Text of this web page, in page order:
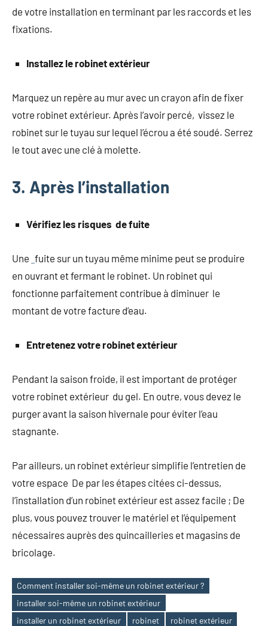
de votre installation en terminant par les raccords et les
fixations.
Installez le robinet extérieur
Marquez un repère au mur avec un crayon afin de fixer
votre robinet extérieur. Après l’avoir percé, vissez le
robinet sur le tuyau sur lequel l’écrou a été soudé. Serrez
le tout avec une clé à molette.
3. Après l’installation
Vérifiez les risques de fuite
Une fuite sur un tuyau même minime peut se produire
en ouvrant et fermant le robinet. Un robinet qui
fonctionne parfaitement contribue à diminuer le
montant de votre facture d’eau.
Entretenez votre robinet extérieur
Pendant la saison froide, il est important de protéger
votre robinet extérieur du gel. En outre, vous devez le
purger avant la saison hivernale pour éviter l’eau
stagnante.
Par ailleurs, un robinet extérieur simplifie l’entretien de
votre espace De par les étapes citées ci-dessus,
l’installation d’un robinet extérieur est assez facile ; De
plus, vous pouvez trouver le matériel et l’équipement
nécessaires auprès des quincailleries et magasins de
bricolage.
Étiquettes
Comment installer soi-même un robinet extérieur ?
installer soi-même un robinet extérieur
installer un robinet extérieur
robinet robinet extérieur